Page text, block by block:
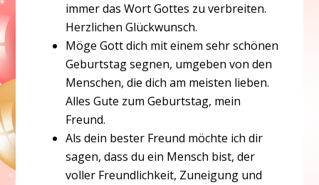
immer das Wort Gottes zu verbreiten.
Herzlichen Glückwunsch.
Möge Gott dich mit einem sehr schönen
Geburtstag segnen, umgeben von den
Menschen, die dich am meisten lieben.
Alles Gute zum Geburtstag, mein
Freund.
Als dein bester Freund möchte ich dir
sagen, dass du ein Mensch bist, der
voller Freundlichkeit, Zuneigung und